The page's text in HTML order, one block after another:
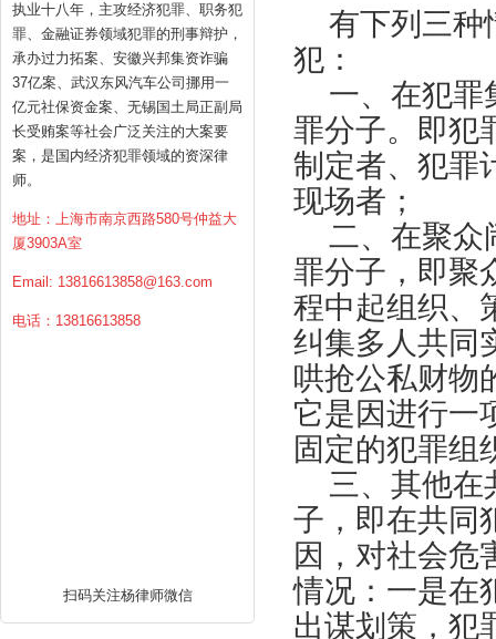
执业十八年，主攻经济犯罪、职务犯
罪、金融证券领域犯罪的刑事辩护，
承办过力拓案、安徽兴邦集资诈骗
37亿案、武汉东风汽车公司挪用一
亿元社保资金案、无锡国土局正副局
长受贿案等社会广泛关注的大案要
案，是国内经济犯罪领域的资深律
师。
地址：上海市南京西路580号仲益大
厦3903A室
Email: 13816613858@163.com
电话：13816613858
扫码关注杨律师微信
有下列三种
犯：
一、在犯罪
罪分子。即犯
制定者、犯罪
现场者；
二、在聚众
罪分子，即聚
程中起组织、
纠集多人共同
哄抢公私财物
它是因进行一
固定的犯罪组
三、其他在
子，即在共同
因，对社会危
情况：一是在
出谋划策，犯